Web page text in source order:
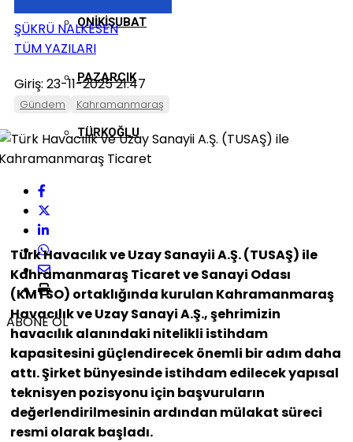
ONIKIŞUBAT
PAZARCIK
TÜRKOĞLU
ŞÜKRÜ NALKESEN
TÜM YAZILARI
Giriş: 23-11-2025 21:47
Gündem Kahramanmaraş
ABONE OL
Türk Havacılık ve Uzay Sanayii A.Ş. (TUSAŞ) ile
Kahramanmaraş Ticaret ve Sanayi Odası
(KMTSO) ortaklığında kurulan Kahramanmaraş
Havacılık ve Uzay Sanayi A.Ş., şehrimizin
havacılık alanındaki nitelikli istihdam
kapasitesini güçlendirecek önemli bir adım daha
attı. Şirket bünyesinde istihdam edilecek yapısal
teknisyen pozisyonu için başvuruların
değerlendirilmesinin ardından mülakat süreci
resmi olarak başladı.